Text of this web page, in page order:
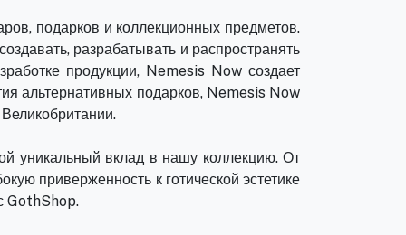
подарков и коллекционных предметов.
разрабатывать и распространять
продукции, Nemesis Now создает
альтернативных подарков, Nemesis Now
уникальный вклад в нашу коллекцию. От
приверженность к готической эстетике
GothShop.